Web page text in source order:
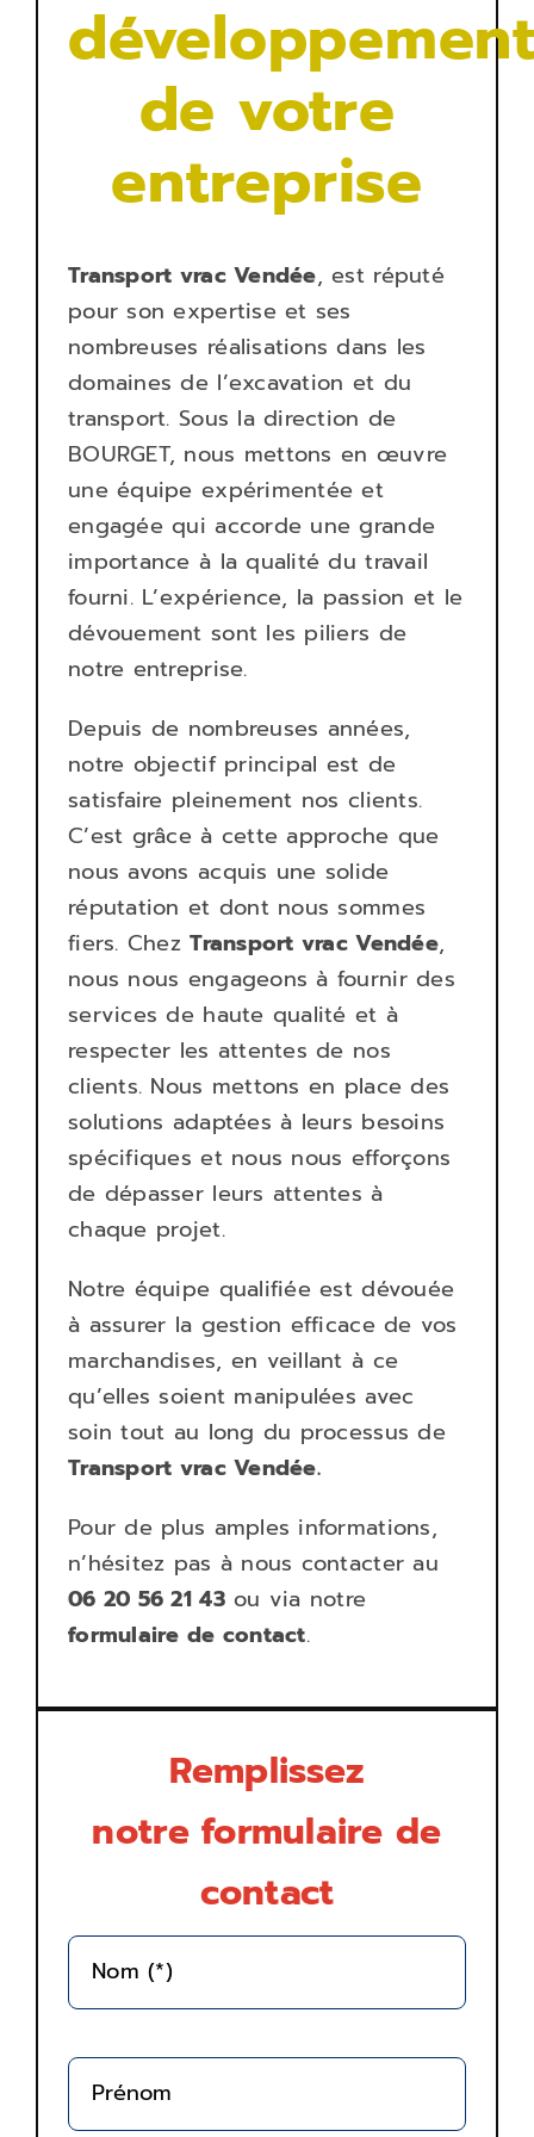
de votre
entreprise
Transport vrac Vendée, est réputé
pour son expertise et ses
nombreuses réalisations dans les
domaines de l’excavation et du
transport. Sous la direction de
BOURGET, nous mettons en œuvre
une équipe expérimentée et
engagée qui accorde une grande
importance à la qualité du travail
fourni. L’expérience, la passion et le
dévouement sont les piliers de
notre entreprise.
Depuis de nombreuses années,
notre objectif principal est de
satisfaire pleinement nos clients.
C’est grâce à cette approche que
nous avons acquis une solide
réputation et dont nous sommes
fiers. ChezTransport vrac Vendée,
nous nous engageons à fournir des
services de haute qualité et à
respecter les attentes de nos
clients. Nous mettons en place des
solutions adaptées à leurs besoins
spécifiques et nous nous efforçons
de dépasser leurs attentes à
chaque projet.
Notre équipe qualifiée est dévouée
à assurer la gestion efficace de vos
marchandises, en veillant à ce
qu’elles soient manipulées avec
soin tout au long du processus de
Transport vrac Vendée.
Pour de plus amples informations,
n’hésitez pas à nous contacter au
06 20 56 21 43ou via notre
formulaire de contact.
Remplissez
notre formulaire de
contact
Nom (*)
Prénom